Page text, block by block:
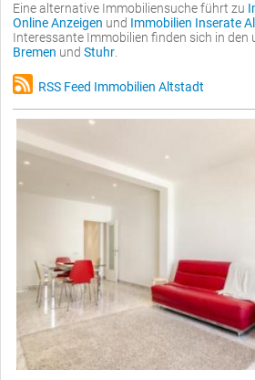
Eine alternative Immobiliensuche führt zu
Online Anzeigen und Immobilien Inserate
Interessante Immobilien finden sich in den
Bremen und Stuhr
RSS Feed Immobilien Altstadt